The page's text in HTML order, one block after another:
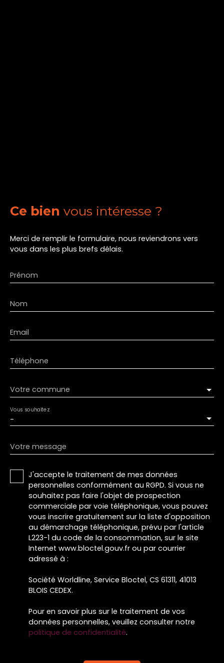
Ce bien vous intéresse ?
Merci de remplir le formulaire, nous reviendrons vers
vous dans les plus brefs délais.
Prénom
Nom
Email
Téléphone
Votre commune
-
Vous souhaitez
Votre message
J'accepte le traitement de mes données
personnelles conformément au RGPD. Si vous ne
souhaitez pas faire l'objet de prospection
commerciale par voie téléphonique, vous pouvez
vous inscrire gratuitement sur la liste d'opposition
au démarchage téléphonique, prévu par l'article
L223-1 du code de la consommation, sur le site
Internet www.bloctel.gouv.fr ou par courrier
adressé à :
Société Worldline, Service Bloctel, CS 61311, 41013
BLOIS CEDEX.
Pour en savoir plus sur le traitement de vos
données personnelles, veuillez consulter notre
politique de confidentialité.